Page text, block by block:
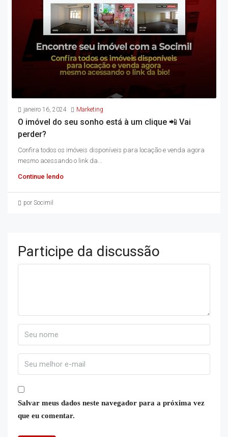
janeiro 16, 2024 Marketing
O imóvel do seu sonho está à um clique 📲 Vai
perder?
Confira todos os imóveis disponíveis para locação e venda agora
mesmo acessando o link da...
Continue lendo
por Socimil
Participe da discussão
Salvar meus dados neste navegador para a próxima vez
que eu comentar.